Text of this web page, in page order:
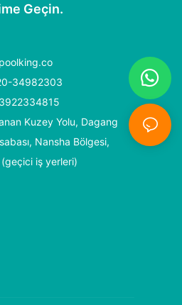
Geçin.
34982303
Kuzey Yolu, Dagang
Nansha Bölgesi,
iş yerleri)